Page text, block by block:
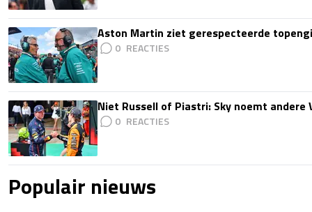
Aston Martin ziet gerespecteerde
0
Niet Russell of Piastri: Sky noemt
0
Populair nieuws